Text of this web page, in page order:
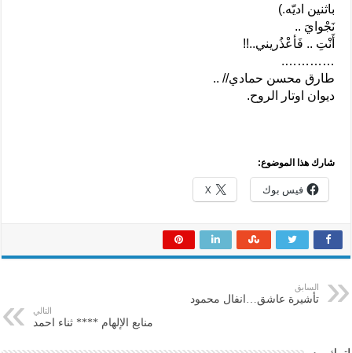
باثنين اديّه.)
نَجْوايَ ..
أَنْتِ .. فَأعْذُريني..!!
………….
طارق محسن حمادي// ..
ديوان اوتار الروح.
شارك هذا الموضوع:
فيس بوك X
السابق
تأشيرة عاشق…انفال محمود
التالي
منابع الإلهام **** ثناء احمد